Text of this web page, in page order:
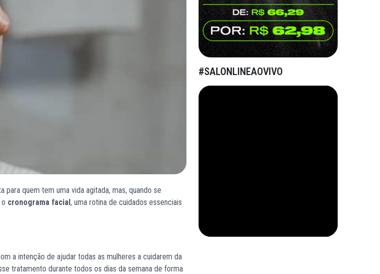
quem tem uma vida agitada, mas, quando se
cronograma facial, uma rotina de cuidados essenciais
a intenção de ajudar todas as mulheres a cuidarem da
tratamento durante todos os dias da semana de forma
#SALONLINEAOVIVO